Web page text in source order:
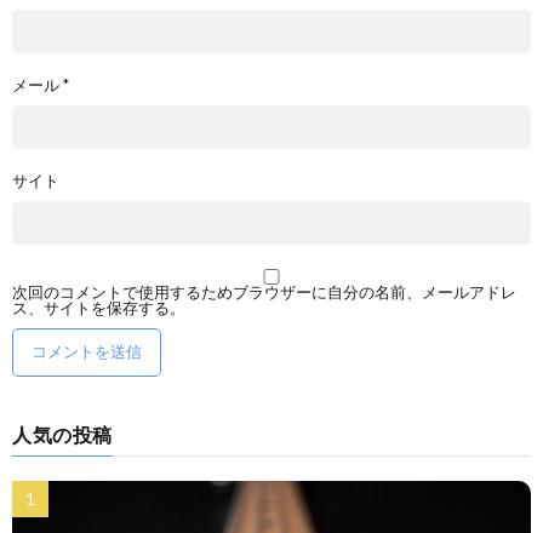
メール*
サイト
次回のコメントで使用するためブラウザーに自分の名前、メールアドレ
ス、サイトを保存する。
人気の投稿